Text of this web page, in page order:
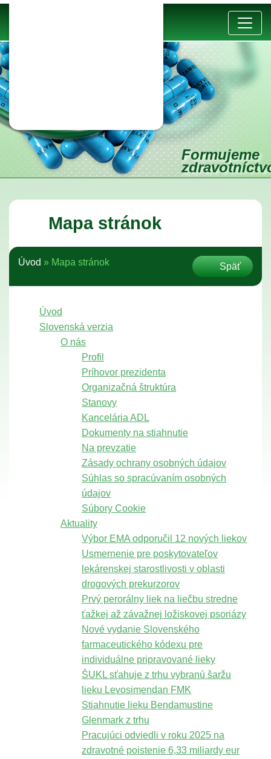
Formujeme
Mapa stránok
Späť
Úvod » Mapa stránok
Úvod
Slovenská verzia
O nás
Profil
Príhovor prezidenta
Organizačná štruktúra
Stanovy
Kancelária ADL
Dokumenty na stiahnutie
Na prevzatie
Zásady ochrany osobných údajov
Súhlas so spracúvaním osobných
údajov
Súbory Cookie
Aktuality
Výbor EMA odporučil 12 nových liekov
Usmernenie pre poskytovateľov
lekárenskej starostlivosti v oblasti
drogových prekurzorov
Prvý perorálny liek na liečbu stredne
ťažkej až závažnej ložiskovej psoriázy
Nové vydanie Slovenského
farmaceutického kódexu pre
individuálne pripravované lieky
ŠUKL sťahuje z trhu vybranú šaržu
lieku Levosimendan FMK
Stiahnutie lieku Bendamustine
Glenmark z trhu
Pracujúci odviedli v roku 2025 na
zdravotné poistenie 6,33 miliardy eur